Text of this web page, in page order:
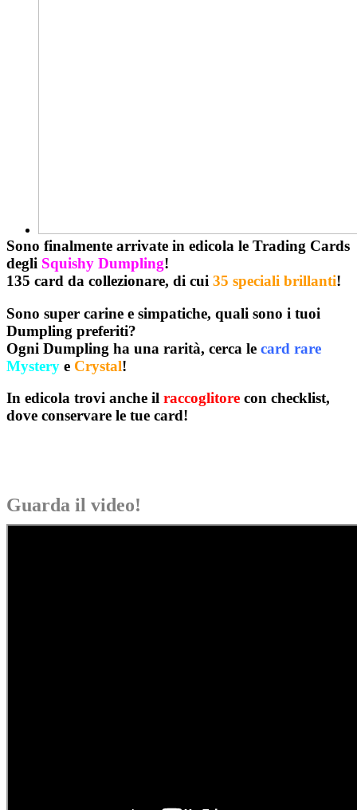
Sono finalmente arrivate in edicola le Trading Cards
degli Squishy Dumpling!
135 card da collezionare, di cui 35 speciali brillanti!
Sono super carine e simpatiche, quali sono i tuoi
Dumpling preferiti?
Ogni Dumpling ha una rarità, cerca le card rare
Mystery e Crystal!
In edicola trovi anche il raccoglitore con checklist,
dove conservare le tue card!
Guarda il video!